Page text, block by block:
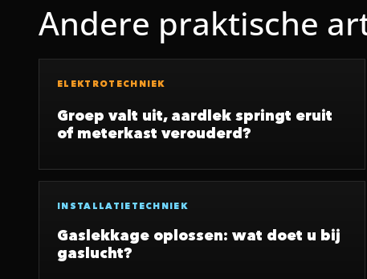
Andere praktische
ELEKTROTECHNIEK
Groep valt uit, aardlek springt eruit
of meterkast verouderd?
INSTALLATIETECHNIEK
Gaslekkage oplossen: wat doet u bij
gaslucht?